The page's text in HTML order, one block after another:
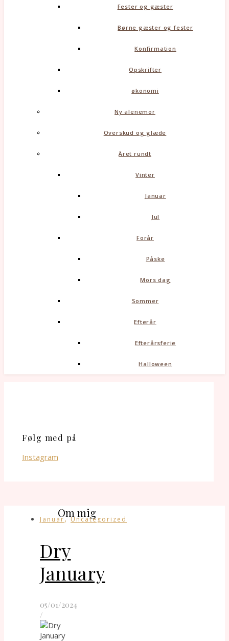
Fester og gæster
Børne gæster og fester
Konfirmation
Opskrifter
økonomi
Ny alenemor
Overskud og glæde
Året rundt
Vinter
Januar
Jul
Forår
Påske
Mors dag
Sommer
Efterår
Efterårsferie
Halloween
Følg med på
Instagram
Januar,Uncategorized
Dry
January
05/01/2024
/
Om mig